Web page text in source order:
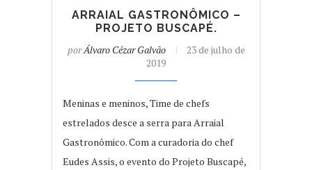
ARRAIAL GASTRONÔMICO –
PROJETO BUSCAPÉ.
porÁlvaro Cézar Galvão
23 de julho de
2019
Meninas e meninos, Time de chefs
estrelados desce a serra para Arraial
Gastronômico. Com a curadoria do chef
Eudes Assis, o evento do Projeto Buscapé,